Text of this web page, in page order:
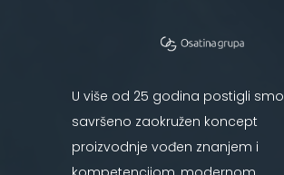
U više od 25 godina postigli smo
savršeno zaokružen koncept
proizvodnje vođen znanjem i